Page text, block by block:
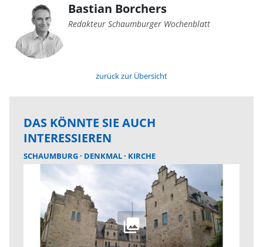
Bastian Borchers
Redakteur Schaumburger Wochenblatt
zurück zur Übersicht
DAS KÖNNTE SIE AUCH
INTERESSIEREN
SCHAUMBURG DENKMAL KIRCHE